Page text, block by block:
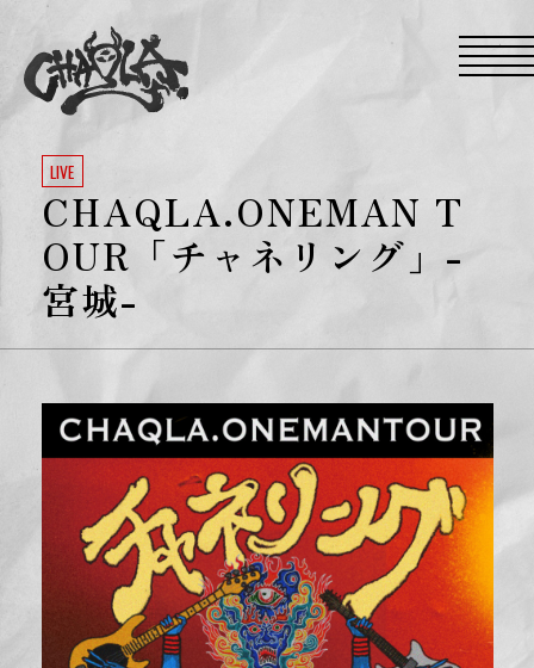
o
n
t
e
n
LIVE
CHAQLA.ONEMAN T
OUR「チャネリング」-
宮城-